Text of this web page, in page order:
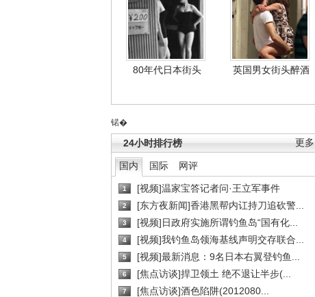
80年代日本街头 英国男女街头醉酒
锘�
更多
24小时排行榜
国内 国际 网评
1 [视频]温家宝答记者问·王立军事件
2 [东方夜新闻]香港黑帮内讧持刀追砍警...
3 [视频]日政府实施所谓钓鱼岛“国有化...
4 [视频]我钓鱼岛领海基线声明交存联合...
5 [视频]最新消息：9名日本右翼登钓鱼...
6 [焦点访谈]捍卫领土 绝不退让半步(...
7 [焦点访谈]酒色陷阱(2012080...